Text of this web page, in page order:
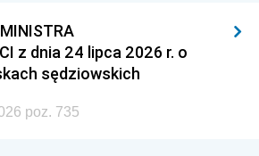
z dnia 24 lipca 2026 r. o
sędziowskich
poz. 735